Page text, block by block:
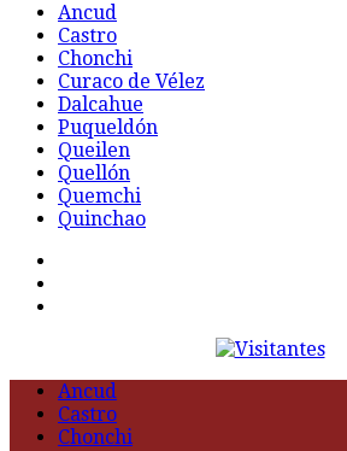
Ancud
Castro
Chonchi
Curaco de Vélez
Dalcahue
Puqueldón
Queilen
Quellón
Quemchi
Quinchao
Ancud
Castro
Chonchi